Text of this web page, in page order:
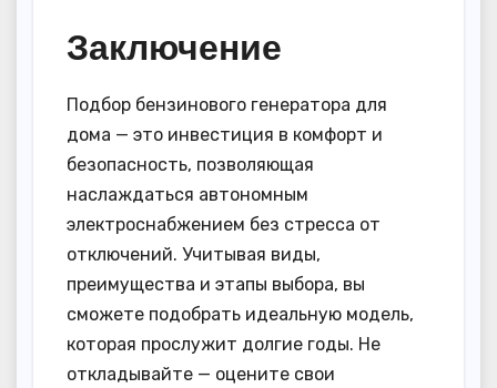
Заключение
Подбор бензинового генератора для
дома — это инвестиция в комфорт и
безопасность, позволяющая
наслаждаться автономным
электроснабжением без стресса от
отключений. Учитывая виды,
преимущества и этапы выбора, вы
сможете подобрать идеальную модель,
которая прослужит долгие годы. Не
откладывайте — оцените свои